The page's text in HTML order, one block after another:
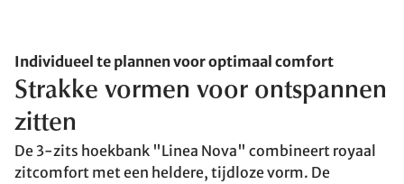
Individueel te plannen voor optimaal comfort
Strakke vormen voor ontspannen
zitten
De 3-zits hoekbank "Linea Nova" combineert royaal
zitcomfort met een heldere, tijdloze vorm. De